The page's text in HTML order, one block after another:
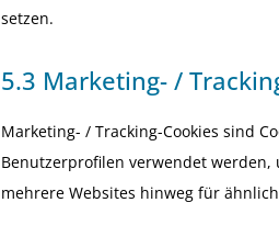
setzen.
5.3 Marketing- /
Marketing- / Tracking-Cookies sind
Benutzerprofilen verwendet
mehrere Websites hinweg für